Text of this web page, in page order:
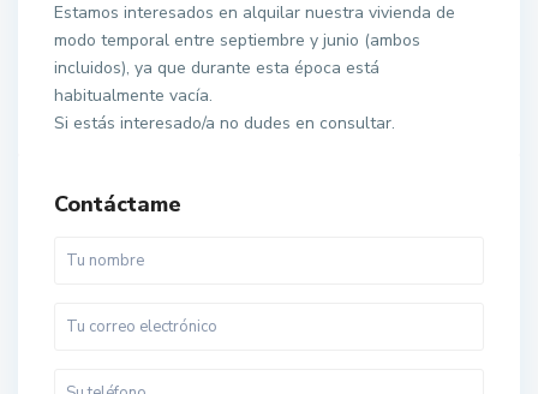
Estamos interesados en alquilar nuestra vivienda de
modo temporal entre septiembre y junio (ambos
incluidos), ya que durante esta época está
habitualmente vacía.
Si estás interesado/a no dudes en consultar.
Contáctame